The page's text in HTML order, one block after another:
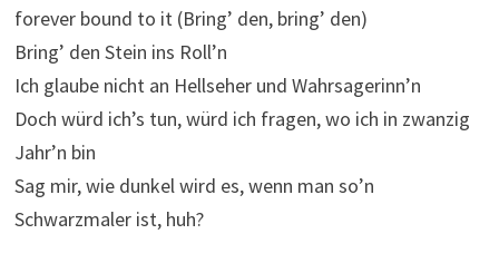
forever bound to it (Bring’ den, bring’ den)
Bring’ den Stein ins Roll’n
Ich glaube nicht an Hellseher und Wahrsagerinn’n
Doch würd ich’s tun, würd ich fragen, wo ich in zwanzig
Jahr’n bin
Sag mir, wie dunkel wird es, wenn man so’n
Schwarzmaler ist, huh?